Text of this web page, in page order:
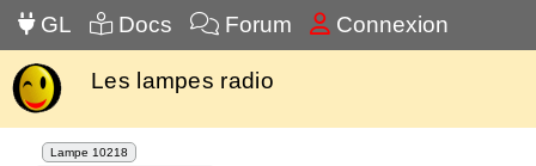
GL Docs Forum Connexion
Les lampes radio
Lampe 10218